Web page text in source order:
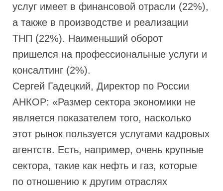
услуг имеет в финансовой отрасли (22%),
а также в производстве и реализации
ТНП (22%). Наименьший оборот
пришелся на профессиональные услуги и
консалтинг (2%).
Сергей Гадецкий, Директор по России
АНКОР: «Размер сектора экономики не
является показателем того, насколько
этот рынок пользуется услугами кадровых
агентств. Есть, например, очень крупные
сектора, такие как нефть и газ, которые
по отношению к другим отраслях